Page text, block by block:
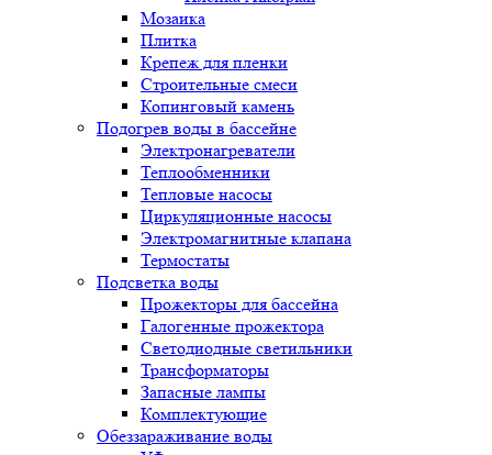
Мозаика
Плитка
Крепеж для пленки
Строительные смеси
Копинговый камень
Подогрев воды в бассейне
Электронагреватели
Теплообменники
Тепловые насосы
Циркуляционные насосы
Электромагнитные клапана
Термостаты
Подсветка воды
Прожекторы для бассейна
Галогенные прожектора
Светодиодные светильники
Трансформаторы
Запасные лампы
Комплектующие
Обеззараживание воды